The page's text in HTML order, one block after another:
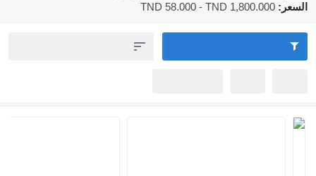
TND 58.000 - TND 1,800.000